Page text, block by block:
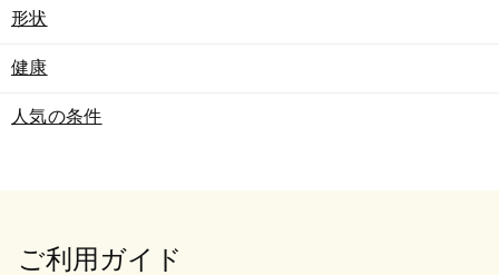
形状
健康
人気の条件
ご利用ガイド